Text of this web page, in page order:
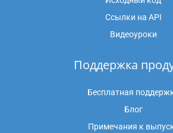
Ссылки на API
Видеоуроки
Поддержка
Бесплатная
Блог
Примечания к